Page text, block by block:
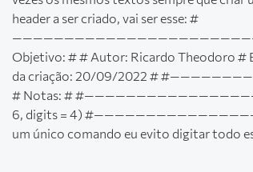
header a ser criado, vai ser esse: #
————————————————————————–#
Objetivo: # # Autor: Ricardo Theodoro #
da criação: 20/09/2022 #
# Notas: #
6, digits = 4)
um único comando eu evito digitar todo